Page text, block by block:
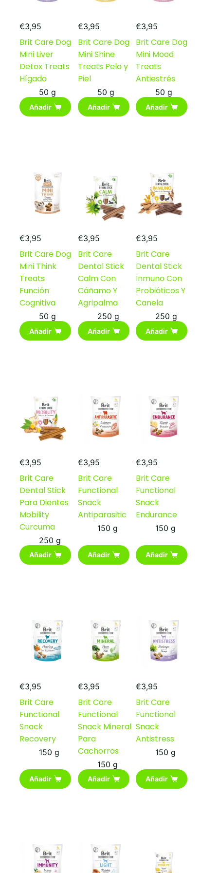
€3,95
Brit Care Dog
Mini Liver
Detox Treats
Hígado
50 g
Añadir
€3,95
Brit Care Dog
Mini Shine
Treats Pelo y
Piel
50 g
Añadir
€3,95
Brit Care Dog
Mini Mood
Treats
Antiestrés
50 g
Añadir
€3,95
Brit Care Dog
Mini Think
Treats
Función
Cognitiva
50 g
Añadir
€3,95
Brit Care
Dental Stick
Calm Con
Cáñamo Y
Agripalma
250 g
Añadir
€3,95
Brit Care
Dental Stick
Inmuno Con
Probióticos Y
Canela
250 g
Añadir
€3,95
Brit Care
Dental Stick
Para Dientes
Mobility
Curcuma
250 g
Añadir
€3,95
Brit Care
Functional
Snack
Antiparasitic
150 g
Añadir
€3,95
Brit Care
Functional
Snack
Endurance
150 g
Añadir
€3,95
Brit Care
Functional
Snack
Recovery
150 g
Añadir
€3,95
Brit Care
Functional
Snack Mineral
Para
Cachorros
150 g
Añadir
€3,95
Brit Care
Functional
Snack
Antistress
150 g
Añadir